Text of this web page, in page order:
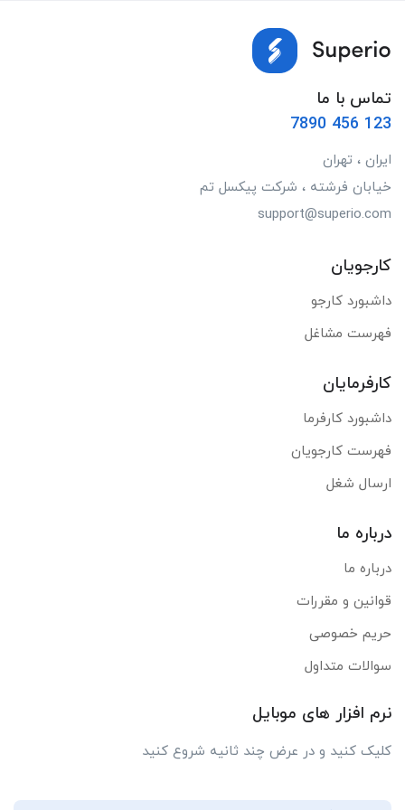
تماس با ما
123 456 7890
ایران ، تهران
خیابان فرشته ، شرکت پیکسل تم
support@superio.com
کارجویان
داشبورد کارجو
فهرست مشاغل
کارفرمایان
داشبورد کارفرما
فهرست کارجویان
ارسال شغل
درباره ما
درباره ما
قوانین و مقررات
حریم خصوصی
سوالات متداول
نرم افزار های موبایل
کلیک کنید و در عرض چند ثانیه شروع کنید